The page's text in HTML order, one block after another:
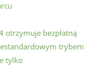
otrzymuje bezpłatną
trybem
tylko